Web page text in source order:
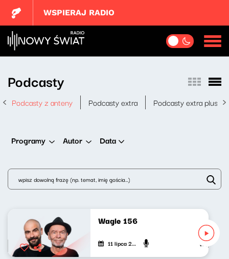
WSPIERAJ RADIO
Podcasty
Podcasty z anteny Podcasty extra Podcasty extra plus
Programy Autor Data
Wagle 156
11 lipca 2023 Wojciech